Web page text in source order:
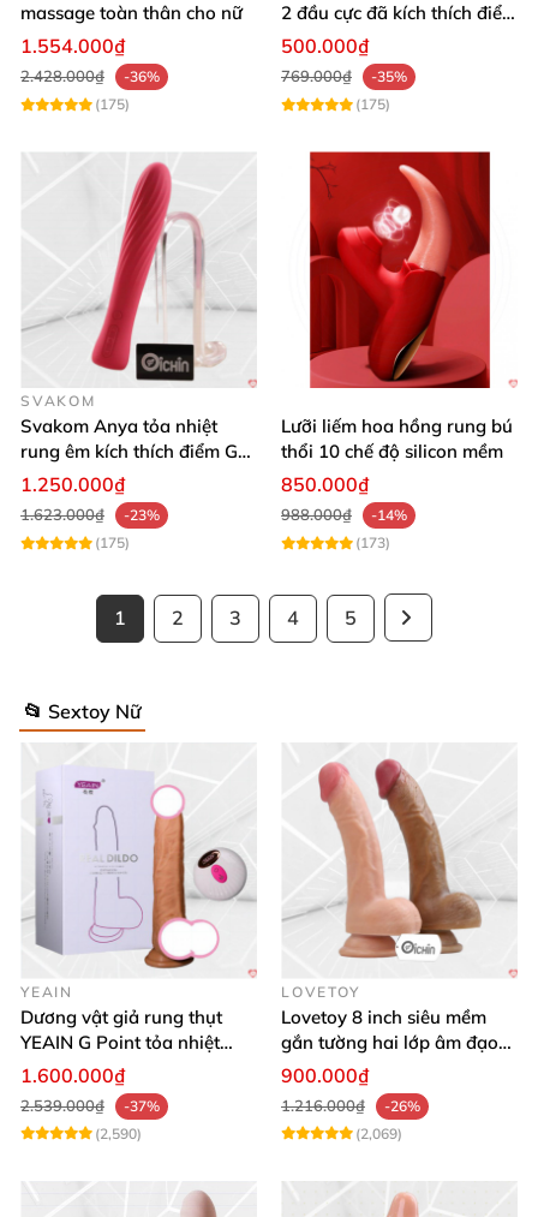
massage toàn thân cho nữ
1.554.000₫
2.428.000₫
-36%
(175)
2 đầu cực đã kích thích điểm
G âm đạo
500.000₫
769.000₫
-35%
(175)
SVAKOM
Svakom Anya tỏa nhiệt
rung êm kích thích điểm G
silicon Mỹ cao cấp an toàn
1.250.000₫
1.623.000₫
-23%
(175)
Lưỡi liếm hoa hồng rung bú
thổi 10 chế độ silicon mềm
850.000₫
988.000₫
-14%
(173)
1 2 3 4 5
📂 Sextoy Nữ
YEAIN
Dương vật giả rung thụt
YEAIN G Point tỏa nhiệt
điều khiển từ xa
1.600.000₫
2.539.000₫
-37%
(2,590)
LOVETOY
Lovetoy 8 inch siêu mềm
gắn tường hai lớp âm đạo
giả chuẩn y tế
900.000₫
1.216.000₫
-26%
(2,069)